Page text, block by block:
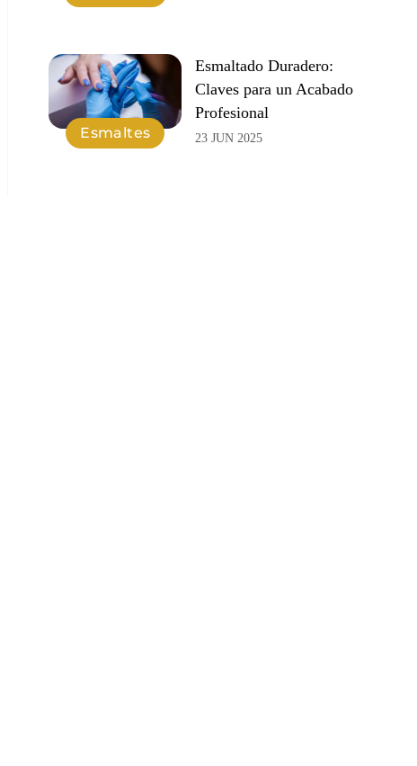
Esmaltes
Esmaltado Duradero:
Claves para un Acabado
Profesional
23 JUN 2025